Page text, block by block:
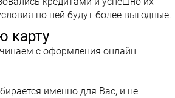
по ней будут более выгодные.
карту
с оформления онлайн
именно для Вас, и не